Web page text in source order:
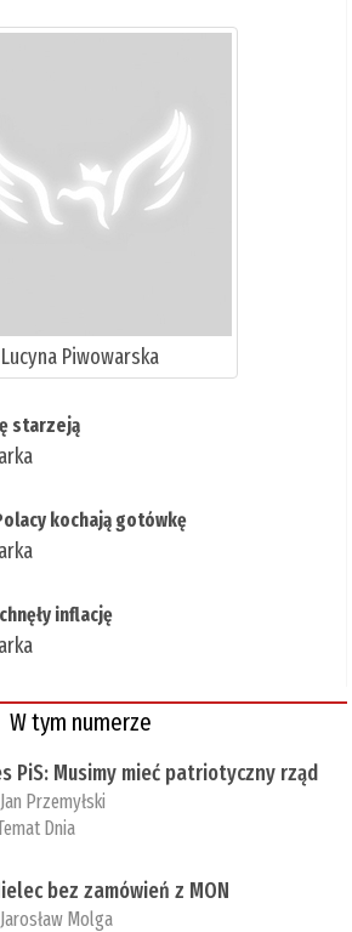
Lucyna Piwowarska
starzeją
kochają gotówkę
inflację
W tym numerze
PiS: Musimy mieć patriotyczny rząd
Jan Przemyłski
Dnia
bez zamówień z MON
Jarosław Molga